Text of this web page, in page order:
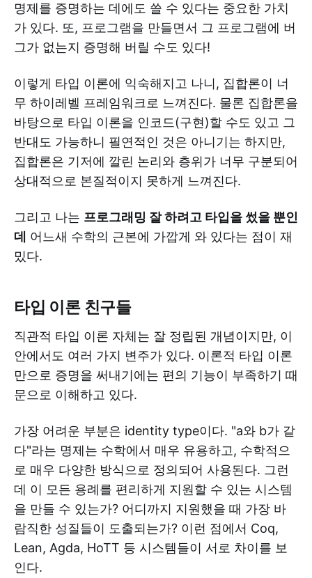
명제를 증명하는 데에도 쓸 수 있다는 중요한 가치
가 있다. 또, 프로그램을 만들면서 그 프로그램에 버
그가 없는지 증명해 버릴 수도 있다!
이렇게 타입 이론에 익숙해지고 나니, 집합론이 너
무 하이레벨 프레임워크로 느껴진다. 물론 집합론을
바탕으로 타입 이론을 인코드(구현)할 수도 있고 그
반대도 가능하니 필연적인 것은 아니기는 하지만,
집합론은 기저에 깔린 논리와 층위가 너무 구분되어
상대적으로 본질적이지 못하게 느껴진다.
그리고 나는 프로그래밍 잘 하려고 타입을 썼을 뿐인
데 어느새 수학의 근본에 가깝게 와 있다는 점이 재
밌다.
타입 이론 친구들
직관적 타입 이론 자체는 잘 정립된 개념이지만, 이
안에서도 여러 가지 변주가 있다. 이론적 타입 이론
만으로 증명을 써내기에는 편의 기능이 부족하기 때
문으로 이해하고 있다.
가장 어려운 부분은 identity type이다. "a와 b가 같
다"라는 명제는 수학에서 매우 유용하고, 수학적으
로 매우 다양한 방식으로 정의되어 사용된다. 그런
데 이 모든 용례를 편리하게 지원할 수 있는 시스템
을 만들 수 있는가? 어디까지 지원했을 때 가장 바
람직한 성질들이 도출되는가? 이런 점에서 Coq,
Lean, Agda, HoTT 등 시스템들이 서로 차이를 보
인다.